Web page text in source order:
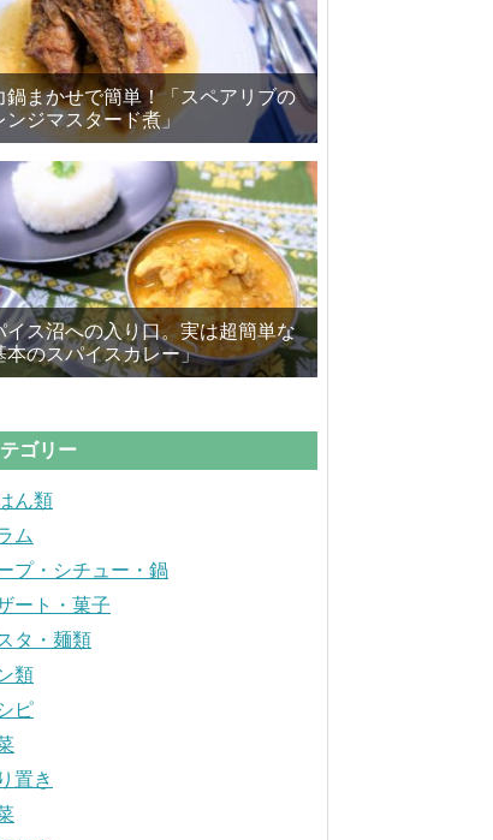
鍋まかせで簡単！「スペアリブの
ンジマスタード煮」
イス沼への入り口。実は超簡単な
本のスパイスカレー」
ゴリー
ん類
ム
プ・シチュー・鍋
ート・菓子
タ・麺類
類
ピ
置き